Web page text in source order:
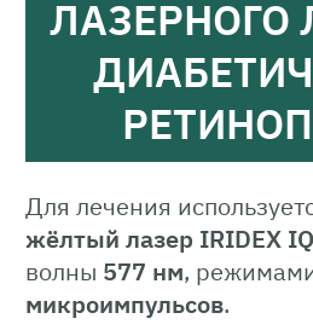
ЛАЗЕРНОГО
Для лечения
жёлтый лазер IRIDEX
волны 577 нм,
микроимпульсов.